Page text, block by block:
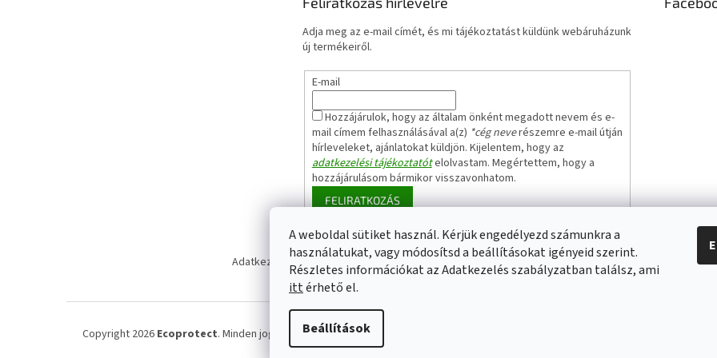
A weboldal sütiket használ. Kérjük engedélyezd számunkra a
használatukat, vagy módosítsd a beállításokat igényeid szerint.
Részletes információkat az Adatkezelés szabályzatban találsz, ami
ittérhető el.
Beállítások
Adja meg az e-mail címét, és mi tájékoztatást küldünk webáruházunk
új termékeiről.
E-mail
Hozzájárulok, hogy az általam önként megadott nevem és e-
mail címem felhasználásával a(z) *cég neverészemre e-mail útján
hírleveleket, ajánlatokat küldjön. Kijelentem, hogy az
adatkezelési tájékoztatótelolvastam. Megértettem, hogy a
hozzájárulásom bármikor visszavonhatom.
FELIRATKOZÁS
Adatkezelési tájékoztató Elérhetőségeink Impresszum Üzleti feltételek (ÁSZF) Jótállási
Copyright 2026 Ecoprotect. Minden jog fenntartva.